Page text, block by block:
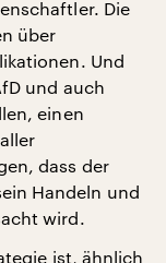
Die
über
Und
und auch
einen
dass der
Handeln und
wird.
ist, ähnlich